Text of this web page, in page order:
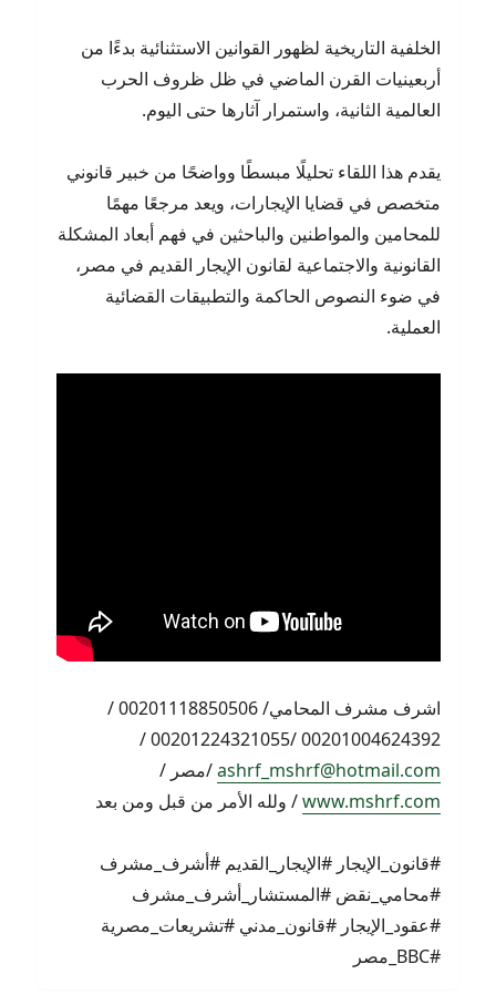
الخلفية التاريخية لظهور القوانين الاستثنائية بدءًا من
أربعينيات القرن الماضي في ظل ظروف الحرب
العالمية الثانية، واستمرار آثارها حتى اليوم.
يقدم هذا اللقاء تحليلًا مبسطًا وواضحًا من خبير قانوني
متخصص في قضايا الإيجارات، ويعد مرجعًا مهمًا
للمحامين والمواطنين والباحثين في فهم أبعاد المشكلة
القانونية والاجتماعية لقانون الإيجار القديم في مصر،
في ضوء النصوص الحاكمة والتطبيقات القضائية
العملية.
اشرف مشرف المحامي/ 00201118850506 /
00201004624392 /00201224321055 /
ashrf_mshrf@hotmail.com/مصر /
www.mshrf.com/ ولله الأمر من قبل ومن بعد
#قانون_الإيجار #الإيجار_القديم #أشرف_مشرف
#محامي_نقض #المستشار_أشرف_مشرف
#عقود_الإيجار #قانون_مدني #تشريعات_مصرية
#BBC_مصر